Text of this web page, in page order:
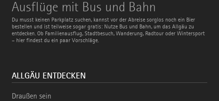
Ausflüge mit Bus und Bahn
Du musst keinen Parkplatz suchen, kannst vor der Abreise sorglos noch ein Bier
bestellen und ist teilweise sogar gratis: Nutze Bus und Bahn, um das Allgäu zu
entdecken. Ob Familienausflug, Stadtbesuch, Wanderung, Radtour oder Wintersport
– hier findest du ein paar Vorschläge.
Ausflüge
mit
Bus
und
Bahn
ALLGÄU ENTDECKEN
Draußen sein